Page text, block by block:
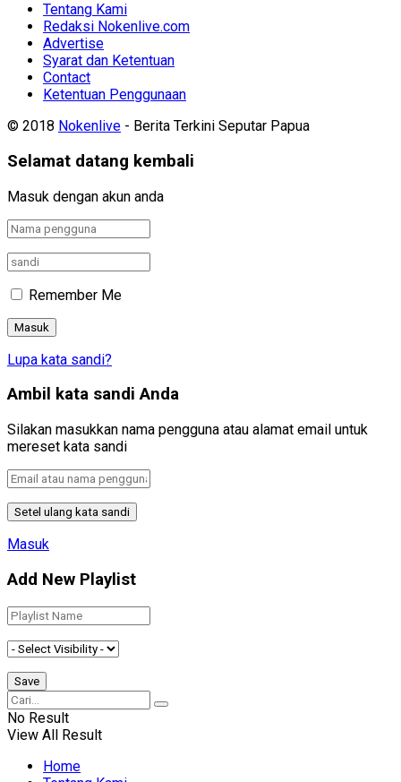
Tentang Kami
Redaksi Nokenlive.com
Advertise
Syarat dan Ketentuan
Contact
Ketentuan Penggunaan
© 2018 Nokenlive - Berita Terkini Seputar Papua
Selamat datang kembali
Masuk dengan akun anda
Remember Me
Lupa kata sandi?
Ambil kata sandi Anda
Silakan masukkan nama pengguna atau alamat email untuk
mereset kata sandi
Masuk
Add New Playlist
No Result
View All Result
Home